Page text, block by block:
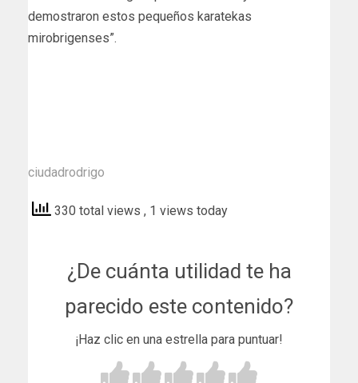
demostraron estos pequeños karatekas
mirobrigenses”.
ciudadrodrigo
330 total views , 1 views today
¿De cuánta utilidad te ha
parecido este contenido?
¡Haz clic en una estrella para puntuar!